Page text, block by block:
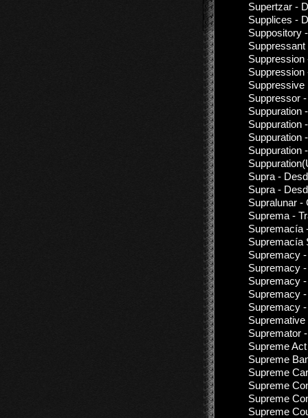
Supertzar -
Supplices -
Suppository
Suppression
Suppressive
Suppressor
Suppuration
Suppuration
Suppuration
Suppuration
Supra -
Supra -
Supralunar -
Suprema -
Supremacía
Supremacía
Supremacy
Supremacy
Supremacy
Supremacy
Supremacy
Supremator
Supreme
Supreme
Supreme
Supreme
Supreme
Supreme